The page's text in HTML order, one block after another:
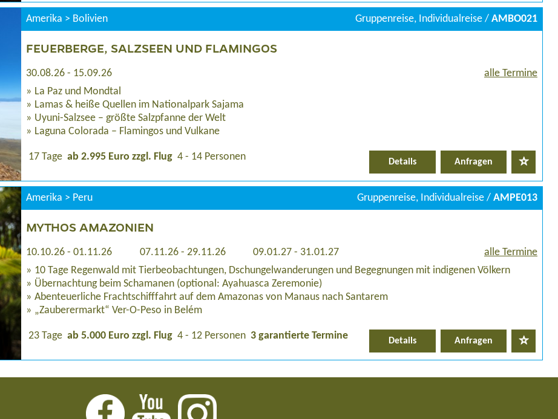
Amerika > Bolivien Gruppenreise, Individualreise / AMBO021
FEUERBERGE, SALZSEEN UND FLAMINGOS
30.08.26 - 15.09.26
alle Termine
La Paz und Mondtal
Lamas & heiße Quellen im Nationalpark Sajama
Uyuni-Salzsee – größte Salzpfanne der Welt
Laguna Colorada – Flamingos und Vulkane
17 Tage ab 2.995 Euro zzgl. Flug 4 - 14 Personen Details Anfragen
Amerika > Peru Gruppenreise, Individualreise / AMPE013
MYTHOS AMAZONIEN
10.10.26 - 01.11.26 07.11.26 - 29.11.26 09.01.27 - 31.01.27
alle Termine
10 Tage Regenwald mit Tierbeobachtungen, Dschungelwanderungen und Begegnungen mit indigenen Völkern
Übernachtung beim Schamanen (optional: Ayahuasca Zeremonie)
Abenteuerliche Frachtschifffahrt auf dem Amazonas von Manaus nach Santarem
„Zauberermarkt“ Ver-O-Peso in Belém
23 Tage ab 5.000 Euro zzgl. Flug 4 - 12 Personen 3 garantierte Termine Details Anfragen